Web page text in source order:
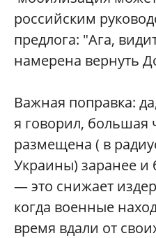
российским
предлога: "Ага,
намерена вернуть
Важная поправка:
я говорил, большая
размещена ( в
Украины) заранее и
— это снижает
когда военные
время вдали от